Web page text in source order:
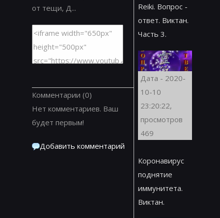
от тещи, Д...
Комментарии (0)
Нет комментариев. Ваш
будет первым!
Добавить комментарий
Reiki. Вопрос -
ответ. Виктан.
Часть 3.
Дата - 2020-
10-10
23:20:22,
просмотров
469
Коронавирус
поднятие
иммунитета.
Виктан.